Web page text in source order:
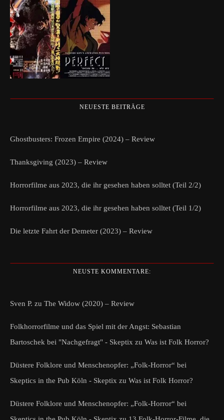
NEUESTE BEITRÄGE
Ghostbusters: Frozen Empire (2024) – Review
Thanksgiving (2023) – Review
Horrorfilme aus 2023, die ihr gesehen haben solltet (Teil 2/2)
Horrorfilme aus 2023, die ihr gesehen haben solltet (Teil 1/2)
Die letzte Fahrt der Demeter (2023) – Review
NEUSTE KOMMENTARE:
Sven P. zu The Widow (2020) – Review
Folkhorrorfilme und das Spiel mit der Angst: Sebastian
Bartoschek bei "Nachgefragt" - Skeptix zu Was ist Folk Horror?
Düstere Folklore und Menschenopfer: „Folk-Horror“ bei
Skeptics in the Pub Köln - Skeptix zu Was ist Folk Horror?
Düstere Folklore und Menschenopfer: „Folk-Horror“ bei